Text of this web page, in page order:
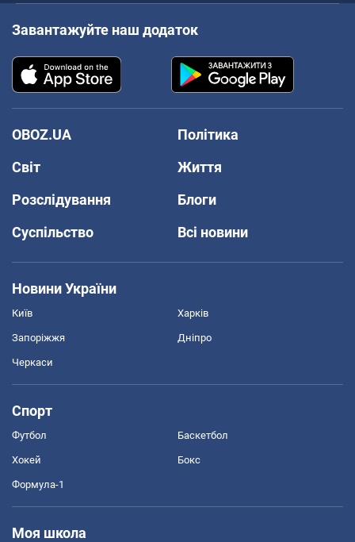
Завантажуйте наш додаток
OBOZ.UA
Політика
Світ
Життя
Розслідування
Блоги
Суспільство
Всі новини
Новини України
Київ Харків
Запоріжжя Дніпро
Черкаси
Спорт
Футбол Баскетбол
Хокей Бокс
Формула-1
Моя школа